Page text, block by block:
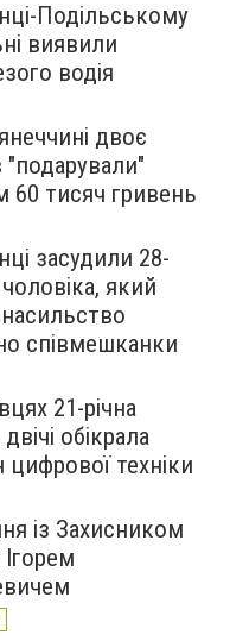
Подільському
виявили
водія
двоє
"подарували"
60 тисяч гривень
засудили 28-
який
співмешканки
21-річна
обікрала
цифрової техніки
із Захисником